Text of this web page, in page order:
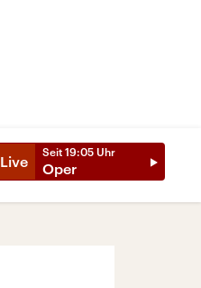
Live
Seit 19:05 Uhr
Oper